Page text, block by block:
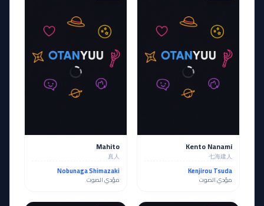
Kento Nanami
七海建人
Kenjirou Tsuda
مؤدي الصوت
Mahito
真人
Nobunaga Shimazaki
مؤدي الصوت